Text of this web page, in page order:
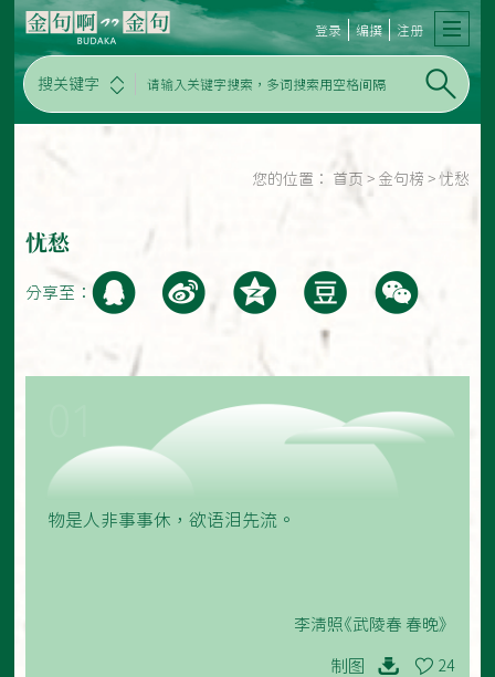
搜关键字
登录 编撰 注册
您的位置： 首页 > 金句榜 > 忧愁
忧愁
分享至：
物是人非事事休，欲语泪先流。
李清照《武陵春 春晚》
制图 24